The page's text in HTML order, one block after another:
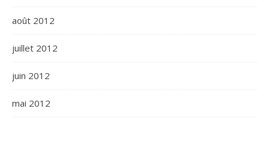
août 2012
juillet 2012
juin 2012
mai 2012